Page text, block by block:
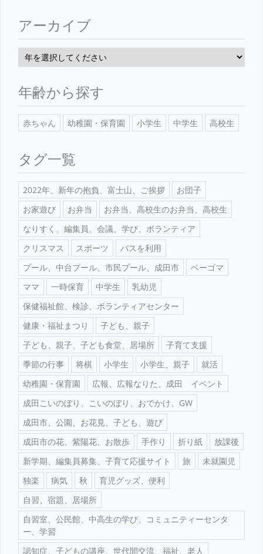
アーカイブ
年齢から探す
赤ちゃん 幼稚園・保育園 小学生 中学生 高校生
タグ一覧
2022年、新年の抱負、富士山、ご挨拶
お団子
お家遊び
お弁当
お弁当、高校生のお弁当、高校生
なりすく、編集員、会議、学び、ボランティア
クリスマス
スポーツ
バスを利用
プール、中台プール、市民プール、成田市
ベーゴマ
ママ
一時保育 中学生
乳幼児
保健福祉館、検診、ボランティアセンター
健康・福祉まつり
子ども、親子
子ども、親子、子ども食堂、居場所
子育て支援
季節の行事
将棋 小学生 小学生、親子
就活
幼稚園・保育園
広報、広報なりた、成田 イベント
成田こいのぼり、こいのぼり、おでかけ、GW
成田市、公園、お花見、子ども、遊び
成田市の花、紫陽花、お散歩
手作り 折り紙
放課後
新学期、編集員募集、子育て応援サイト
旅
未就園児
独楽
病気 秋
育児グッズ、便利
自習、宿題、居場所
自習室、公民館、中高生の学び、コミュニティーセンタ
ー、学習
認知症、子どもの講座、世代間交流、福祉、老人